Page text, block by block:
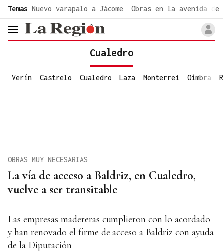
Temas Nuevo varapalo a Jácome Obras en la avenida de
header.menu.open
Cualedro
Verín Castrelo Cualedro Laza Monterrei Oímbra
La vía de acceso a Baldriz, en Cualedro,
vuelve a ser transitable
OBRAS MUY NECESARIAS
Las empresas madereras cumplieron con lo acordado
y han renovado el firme de acceso a Baldriz con ayuda
de la Diputación